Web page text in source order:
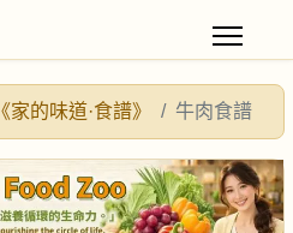
《家的味道·食譜》 牛肉食譜